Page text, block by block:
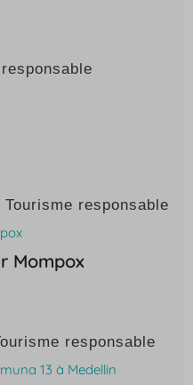
Tourisme responsable
Mompox
responsable